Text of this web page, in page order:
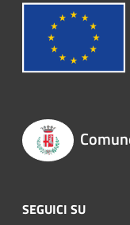
SEGUICI SU